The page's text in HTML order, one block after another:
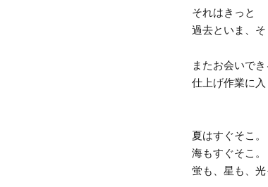
それはきっと
過去といま、そ
またお会いで
仕上げ作業に入
夏はすぐそこ。
海もすぐそこ。
蛍も、星も、光